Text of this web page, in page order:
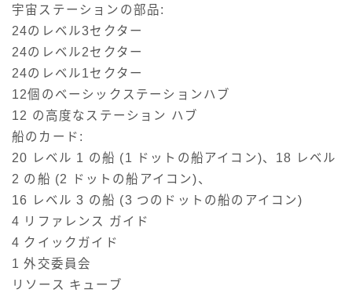
宇宙ステーションの部品:
24のレベル3セクター
24のレベル2セクター
24のレベル1セクター
12個のベーシックステーションハブ
12 の高度なステーション ハブ
船のカード:
20 レベル 1 の船 (1 ドットの船アイコン)、18 レベル
2 の船 (2 ドットの船アイコン)、
16 レベル 3 の船 (3 つのドットの船のアイコン)
4 リファレンス ガイド
4 クイックガイド
1 外交委員会
リソース キューブ